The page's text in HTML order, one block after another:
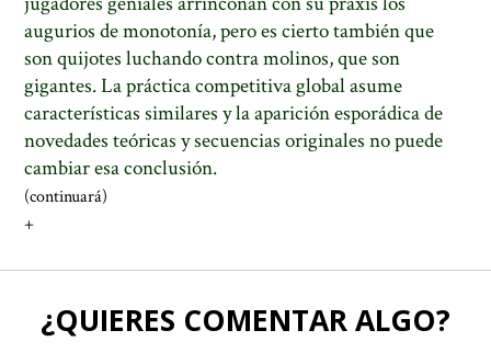
augurios de monotonía, pero es cierto también que
son quijotes luchando contra molinos, que son
gigantes. La práctica competitiva global asume
características similares y la aparición esporádica de
novedades teóricas y secuencias originales no puede
cambiar esa conclusión.
(continuará)
+
¿QUIERES COMENTAR ALGO?